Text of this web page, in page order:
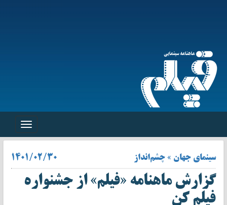
Toggle
سینمای جهان » چشم‌انداز ۱۴۰۱/۰۲/۳۰
گزارش ماهنامه «فیلم» از جشنواره
فیلم کن